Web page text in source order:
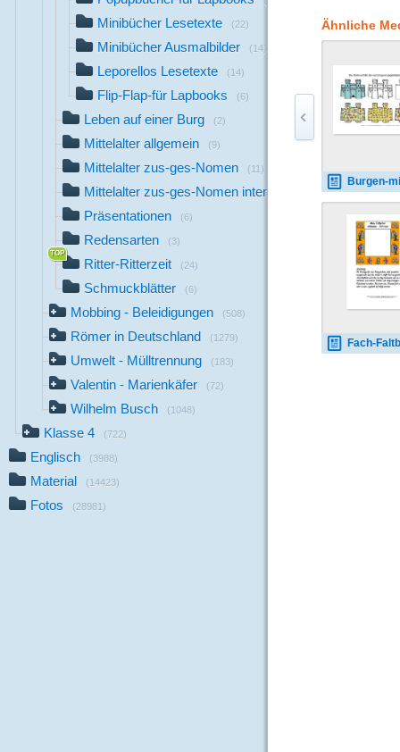
Minibücher Lesetexte (22)
Minibücher Ausmalbilder (14)
Leporellos Lesetexte (14)
Flip-Flap-für Lapbooks (6)
Leben auf einer Burg (2)
Mittelalter allgemein (9)
Mittelalter zus-ges-Nomen (11)
Mittelalter zus-ges-Nomen interaktiv
Präsentationen (6)
Redensarten (3)
Ritter-Ritterzeit (24)
Schmuckblätter (6)
Mobbing - Beleidigungen (508)
Römer in Deutschland (1279)
Umwelt - Mülltrennung (183)
Valentin - Marienkäfer (72)
Wilhelm Busch (1048)
Klasse 4 (722)
Englisch (3988)
Material (14423)
Fotos (28981)
Plakatkarton,
Ähnliche
Burgen-mit-Füllung-
Fach-Faltbücher-